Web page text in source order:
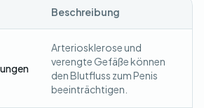
Beschreibung
Arteriosklerose und
verengte Gefäße können
den Blutfluss zum Penis
beeinträchtigen.